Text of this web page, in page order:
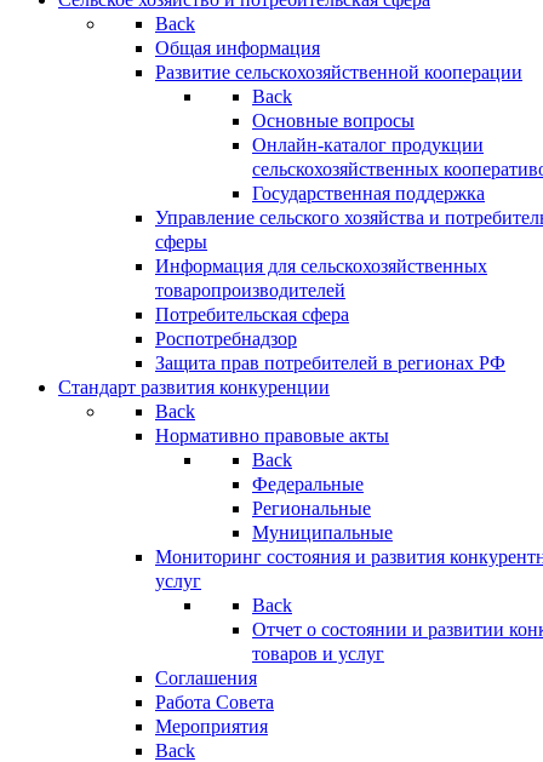
Back
Общая информация
Развитие сельскохозяйственной кооперации
Back
Основные вопросы
Онлайн-каталог продукции
сельскохозяйственных
Государственная поддержка
Управление сельского хозяйства и
сферы
Информация для сельскохозяйственных
товаропроизводителей
Потребительская сфера
Роспотребнадзор
Защита прав потребителей в регионах РФ
Стандарт развития конкуренции
Back
Нормативно правовые акты
Back
Федеральные
Региональные
Муниципальные
Мониторинг состояния и развития
услуг
Back
Отчет о состоянии и развитии
товаров и услуг
Соглашения
Работа Совета
Мероприятия
Back